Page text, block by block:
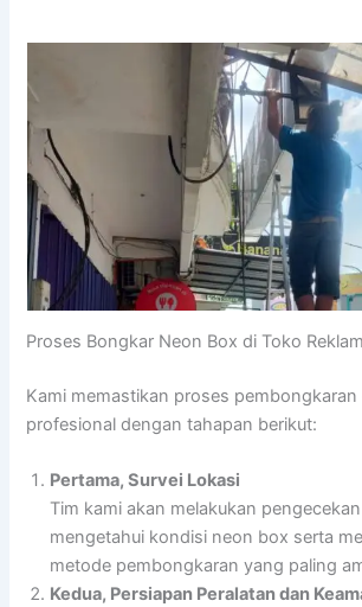
Proses Bongkar Neon Box di Toko
Kami memastikan proses pembongkaran
profesional dengan tahapan berikut:
Pertama, Survei Lokasi
Tim kami akan melakukan
mengetahui kondisi neon box serta
metode pembongkaran yang paling
Kedua, Persiapan Peralatan dan